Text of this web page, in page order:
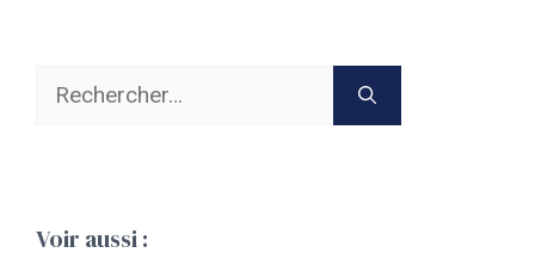
Rechercher :
Voir aussi :